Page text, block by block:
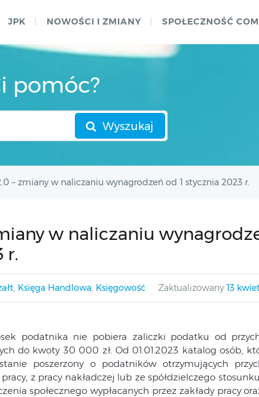
JPK NOWOŚCI I ZMIANY SPOŁECZNOŚĆ
pomóc?
Wyszukaj
– zmiany w naliczaniu wynagrodzeń od 1 stycznia 2023 r.
w naliczaniu
r.
, Księga Handlowa, Księgowość Zaktualizowany 13
podatnika nie pobiera zaliczki podatku od
do kwoty 30 000 zł. Od 01.01.2023 katalog osób,
poszerzony o podatników otrzymujących
z pracy nakładczej lub ze spółdzielczego
społecznego wypłacanych przez zakłady pracy